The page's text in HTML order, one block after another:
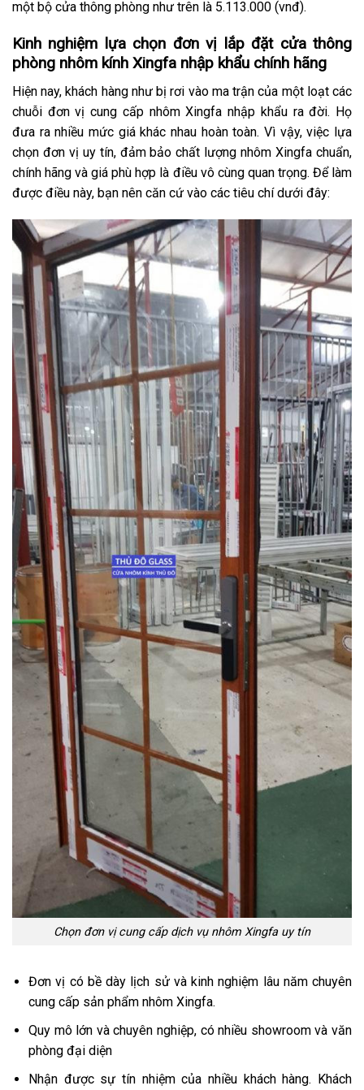
một bộ cửa thông phòng như trên là 5.113.000 (vnđ).
Kinh nghiệm lựa chọn đơn vị lắp đặt cửa thông
phòng nhôm kính Xingfa nhập khẩu chính hãng
Hiện nay, khách hàng như bị rơi vào ma trận của một loạt các
chuỗi đơn vị cung cấp nhôm Xingfa nhập khẩu ra đời. Họ
đưa ra nhiều mức giá khác nhau hoàn toàn. Vì vậy, việc lựa
chọn đơn vị uy tín, đảm bảo chất lượng nhôm Xingfa chuẩn,
chính hãng và giá phù hợp là điều vô cùng quan trọng. Để làm
được điều này, bạn nên căn cứ vào các tiêu chí dưới đây:
Chọn đơn vị cung cấp dịch vụ nhôm Xingfa uy tín
Đơn vị có bề dày lịch sử và kinh nghiệm lâu năm chuyên
cung cấp sản phẩm nhôm Xingfa.
Quy mô lớn và chuyên nghiệp, có nhiều showroom và văn
phòng đại diện
Nhận được sự tín nhiệm của nhiều khách hàng. Khách